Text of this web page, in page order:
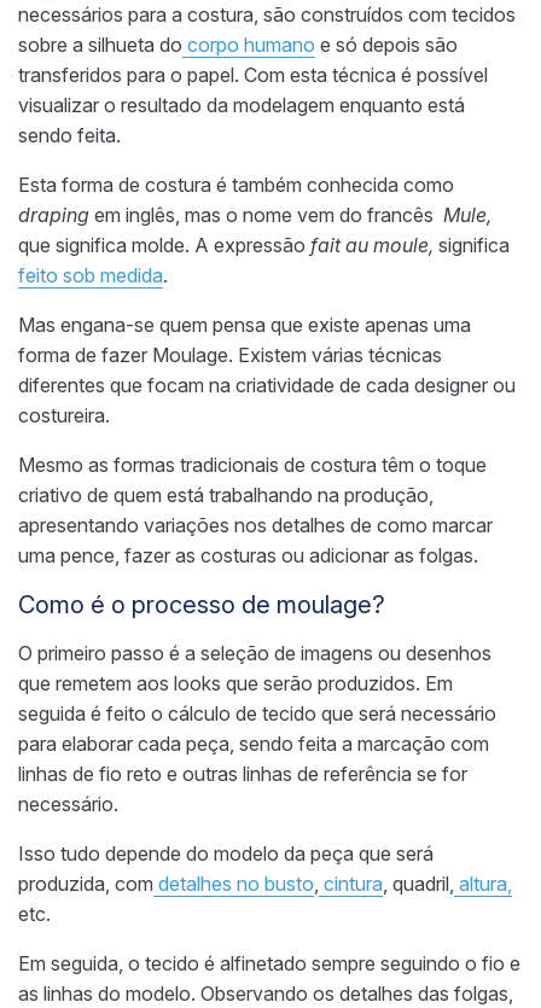
necessários para a costura, são construídos com tecidos
sobre a silhueta do corpo humano e só depois são
transferidos para o papel. Com esta técnica é possível
visualizar o resultado da modelagem enquanto está
sendo feita.
Esta forma de costura é também conhecida como
draping em inglês, mas o nome vem do francês Mule,
que significa molde. A expressão fait au moule, significa
feito sob medida.
Mas engana-se quem pensa que existe apenas uma
forma de fazer Moulage. Existem várias técnicas
diferentes que focam na criatividade de cada designer ou
costureira.
Mesmo as formas tradicionais de costura têm o toque
criativo de quem está trabalhando na produção,
apresentando variações nos detalhes de como marcar
uma pence, fazer as costuras ou adicionar as folgas.
Como é o processo de moulage?
O primeiro passo é a seleção de imagens ou desenhos
que remetem aos looks que serão produzidos. Em
seguida é feito o cálculo de tecido que será necessário
para elaborar cada peça, sendo feita a marcação com
linhas de fio reto e outras linhas de referência se for
necessário.
Isso tudo depende do modelo da peça que será
produzida, com detalhes no busto cintura , quadril, altura,
etc.
Em seguida, o tecido é alfinetado sempre seguindo o fio e
as linhas do modelo. Observando os detalhes das folgas,